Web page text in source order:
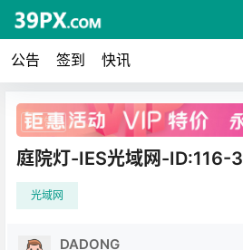
公告 签到 快讯
广告
庭院灯-IES光域网-ID:116-3
光域网
DADONG